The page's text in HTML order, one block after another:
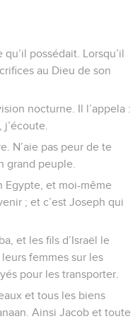
possédait. Lorsqu’il
au Dieu de son
nocturne. Il l’appela :
N’aie pas peur de te
grand peuple.
Egypte, et moi-même
; et c’est Joseph qui
et les fils d’Israël le
femmes sur les
pour les transporter.
et tous les biens
Ainsi Jacob et toute